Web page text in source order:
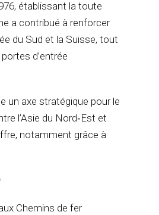
établissant la toute
a contribué à renforcer
du Sud et la Suisse, tout
d’entrée
un axe stratégique pour le
l’Asie du Nord‑Est et
notamment grâce à
Chemins de fer